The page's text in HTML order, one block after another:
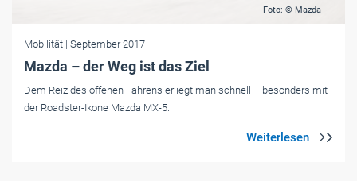
Foto: © Mazda
Mobilität | September 2017
Mazda – der Weg ist das Ziel
Dem Reiz des offenen Fahrens erliegt man schnell – besonders mit
der Roadster-Ikone Mazda MX-5.